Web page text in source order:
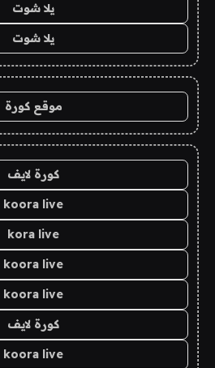
يلا شوت
يلا شوت
موقع كورة
كورة لايف
koora live
kora live
koora live
koora live
كورة لايف
koora live